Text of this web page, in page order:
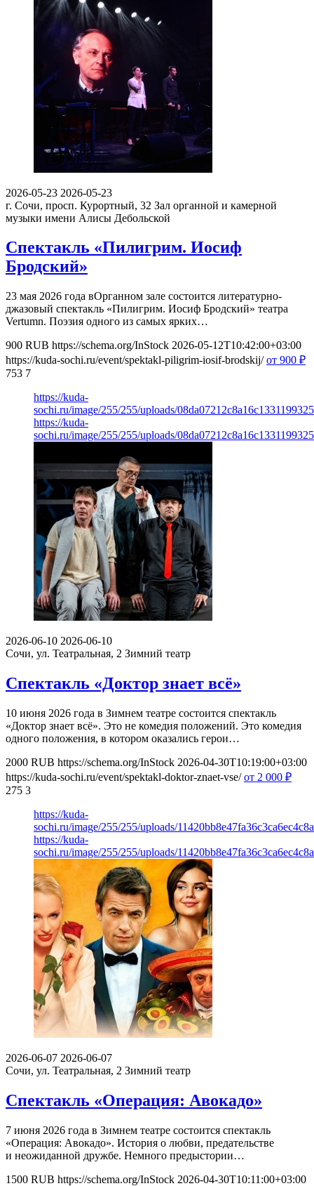
2026-05-23 2026-05-23
г. Сочи, просп. Курортный, 32 Зал органной и камерной
музыки имени Алисы Дебольской
Спектакль «Пилигрим. Иосиф
Бродский»
23 мая 2026 года вОрганном зале состоится литературно-
джазовый спектакль «Пилигрим. Иосиф Бродский» театра
Vertumn. Поэзия одного из самых ярких…
900 RUB https://schema.org/InStock 2026-05-12T10:42:00+03:00
https://kuda-sochi.ru/event/spektakl-piligrim-iosif-brodskij/ от 900 ₽
753 7
https://kuda-
sochi.ru/image/255/255/uploads/
https://kuda-
sochi.ru/image/255/255/uploads/
2026-06-10 2026-06-10
Сочи, ул. Театральная, 2 Зимний театр
Спектакль «Доктор знает всё»
10 июня 2026 года в Зимнем театре состоится спектакль
«Доктор знает всё». Это не комедия положений. Это комедия
одного положения, в котором оказались герои…
2000 RUB https://schema.org/InStock 2026-04-30T10:19:00+03:00
https://kuda-sochi.ru/event/spektakl-doktor-znaet-vse/ от 2 000 ₽
275 3
https://kuda-
sochi.ru/image/255/255/uploads/
https://kuda-
sochi.ru/image/255/255/uploads/
2026-06-07 2026-06-07
Сочи, ул. Театральная, 2 Зимний театр
Спектакль «Операция: Авокадо»
7 июня 2026 года в Зимнем театре состоится спектакль
«Операция: Авокадо». История о любви, предательстве
и неожиданной дружбе. Немного предыстории…
1500 RUB https://schema.org/InStock 2026-04-30T10:11:00+03:00